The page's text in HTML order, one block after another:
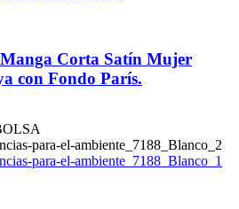
Corta Satín Mujer
con Fondo París.